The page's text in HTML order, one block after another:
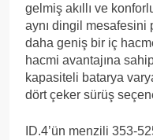
gelmiş akıllı ve
aynı dingil mesafesini
daha geniş bir iç
hacmi avantajına
kapasiteli batarya
dört çeker sürüş
ID.4’ün menzili 353-